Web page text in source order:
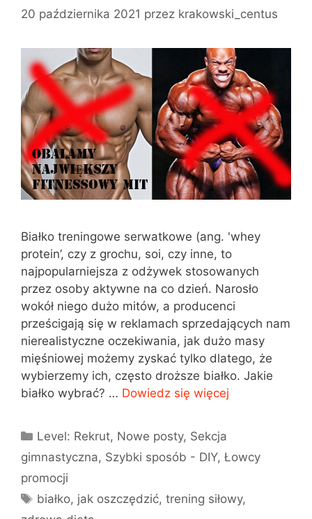
20 października 2021 przez krakowski_centus
Białko treningowe serwatkowe (ang. 'whey
protein’, czy z grochu, soi, czy inne, to
najpopularniejsza z odżywek stosowanych
przez osoby aktywne na co dzień. Narosło
wokół niego dużo mitów, a producenci
prześcigają się w reklamach sprzedających nam
nierealistyczne oczekiwania, jak dużo masy
mięśniowej możemy zyskać tylko dlatego, że
wybierzemy ich, często droższe białko. Jakie
białko wybrać? … Dowiedz się więcej
Kategorie
Level: Rekrut, Nowe posty, Sekcja
gimnastyczna, Szybki sposób - DIY, Łowcy
promocji
Tagi
białko, jak oszczędzić,trening siłowy,